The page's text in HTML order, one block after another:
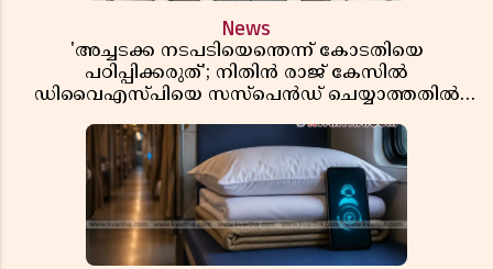
News
'അച്ചടക്ക നടപടിയെന്തെന്ന് കോടതിയെ
പഠിപ്പിക്കരുത്'; നിതിൻ രാജ് കേസിൽ
ഡിവൈഎസ്പിയെ സസ്പെൻഡ് ചെയ്യാത്തതിൽ